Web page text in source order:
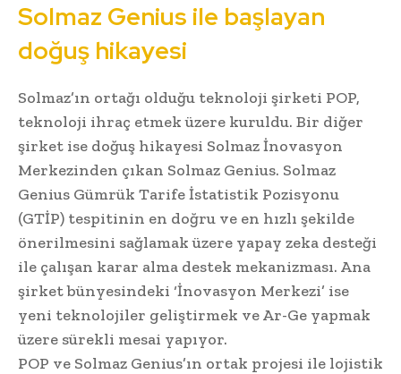
Solmaz Genius ile başlayan
doğuş hikayesi
Solmaz’ın ortağı olduğu teknoloji şirketi POP,
teknoloji ihraç etmek üzere kuruldu. Bir diğer
şirket ise doğuş hikayesi Solmaz İnovasyon
Merkezinden çıkan Solmaz Genius. Solmaz
Genius Gümrük Tarife İstatistik Pozisyonu
(GTİP) tespitinin en doğru ve en hızlı şekilde
önerilmesini sağlamak üzere yapay zeka desteği
ile çalışan karar alma destek mekanizması. Ana
şirket bünyesindeki ‘İnovasyon Merkezi’ ise
yeni teknolojiler geliştirmek ve Ar-Ge yapmak
üzere sürekli mesai yapıyor.
POP ve Solmaz Genius’ın ortak projesi ile lojistik